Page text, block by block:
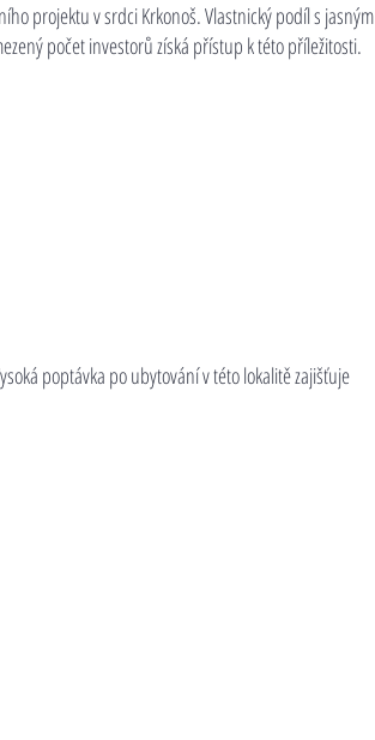
projektu v srdci Krkonoš. Vlastnický podíl s jasným
počet investorů získá přístup k této příležitosti.
poptávka po ubytování v této lokalitě zajišťuje